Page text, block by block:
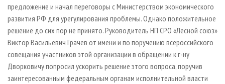
предложение и начал переговоры с Министерством экономического
развития РФ для урегулирования проблемы. Однако положительное
решение до сих пор не принято. Руководитель НП СРО «Лесной союз»
Виктор Васильевич Грачев от имени и по поручению всероссийского
совещания участников этой организации в обращении к г-ну
Дворковичу попросил ускорить решение этого вопроса, поручив
заинтересованным федеральным органам исполнительной власти